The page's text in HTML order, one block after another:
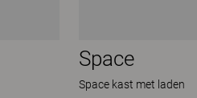
Space
Space kast met laden